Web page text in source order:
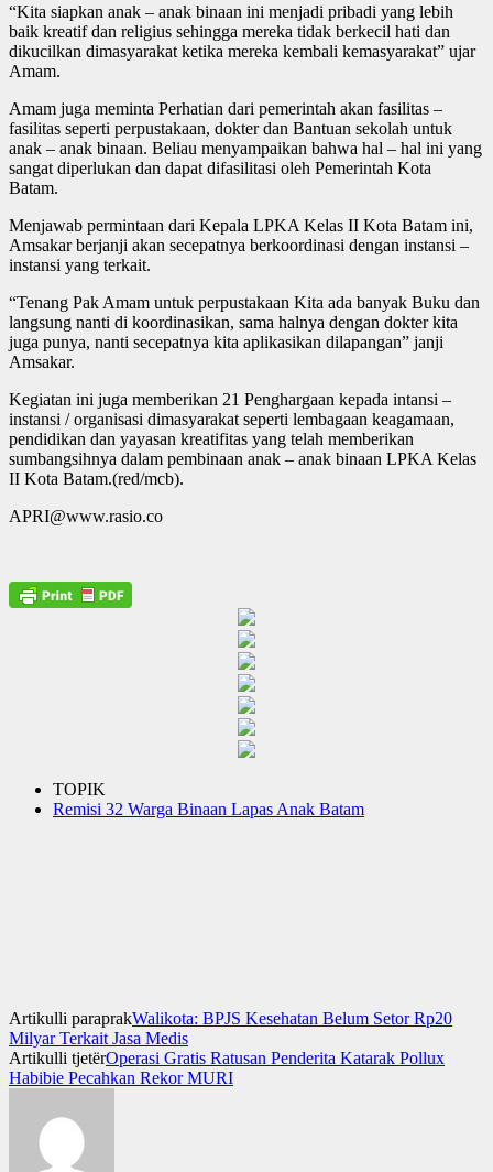
“Kita siapkan anak – anak binaan ini menjadi pribadi yang lebih
baik kreatif dan religius sehingga mereka tidak berkecil hati dan
dikucilkan dimasyarakat ketika mereka kembali kemasyarakat” ujar
Amam.
Amam juga meminta Perhatian dari pemerintah akan fasilitas –
fasilitas seperti perpustakaan, dokter dan Bantuan sekolah untuk
anak – anak binaan. Beliau menyampaikan bahwa hal – hal ini yang
sangat diperlukan dan dapat difasilitasi oleh Pemerintah Kota
Batam.
Menjawab permintaan dari Kepala LPKA Kelas II Kota Batam ini,
Amsakar berjanji akan secepatnya berkoordinasi dengan instansi –
instansi yang terkait.
“Tenang Pak Amam untuk perpustakaan Kita ada banyak Buku dan
langsung nanti di koordinasikan, sama halnya dengan dokter kita
juga punya, nanti secepatnya kita aplikasikan dilapangan” janji
Amsakar.
Kegiatan ini juga memberikan 21 Penghargaan kepada intansi –
instansi / organisasi dimasyarakat seperti lembagaan keagamaan,
pendidikan dan yayasan kreatifitas yang telah memberikan
sumbangsihnya dalam pembinaan anak – anak binaan LPKA Kelas
II Kota Batam.(red/mcb).
APRI@www.rasio.co
TOPIK
Remisi 32 Warga Binaan Lapas Anak Batam
Artikulli paraprakWalikota: BPJS Kesehatan Belum Setor Rp20
Milyar Terkait Jasa Medis
Artikulli tjetërOperasi Gratis Ratusan Penderita Katarak Pollux
Habibie Pecahkan Rekor MURI